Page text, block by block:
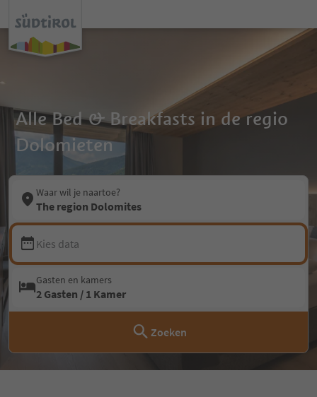
Alle Bed & Breakfasts in de regio
Dolomieten
Waar wil je naartoe?
The region Dolomites
Kies data
Gasten en kamers
2 Gasten / 1 Kamer
Zoeken